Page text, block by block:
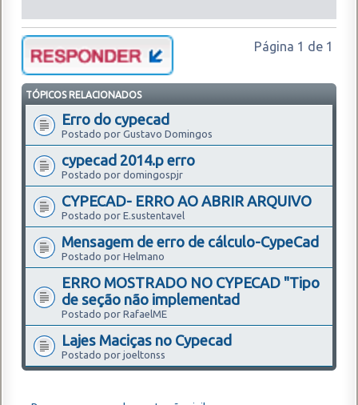
Página 1 de 1
TÓPICOS RELACIONADOS
Erro do cypecad
Postado por Gustavo Domingos
cypecad 2014.p erro
Postado por domingospjr
CYPECAD- ERRO AO ABRIR ARQUIVO
Postado por E.sustentavel
Mensagem de erro de cálculo-CypeCad
Postado por Helmano
ERRO MOSTRADO NO CYPECAD "Tipo
de seção não implementad
Postado por RafaelME
Lajes Maciças no Cypecad
Postado por joeltonss